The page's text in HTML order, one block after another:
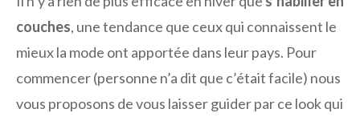
couches, une tendance que ceux qui connaissent le
mieux la mode ont apportée dans leur pays. Pour
commencer (personne n’a dit que c’était facile) nous
vous proposons de vous laisser guider par ce look qui